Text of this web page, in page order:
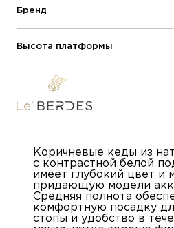
Бренд
Высота платформы
Коричневые кеды из
с контрастной белой
имеет глубокий цвет и
придающую модели
Средняя полнота
комфортную посадку
стопы и удобство в